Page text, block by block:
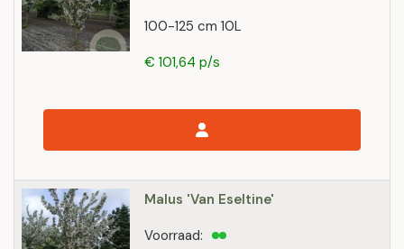
100-125 cm 10L
€ 101,64 p/s
Malus 'Van Eseltine'
Voorraad: